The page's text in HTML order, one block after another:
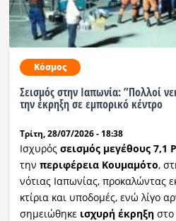
Αθλητικά
Ραδιόφωνο LIVE
Εκπομπές
Πολιτισμός
Κόσμος
Σεισμός στην Ιαπωνία: ”Πολλοί
την έκρηξη σε εμπορικό κέντρο
Τρίτη, 28/07/2026 - 18:38
Ισχυρός σεισμός μεγέθους 7,1
την περιφέρεια Κουμαμότο,
νότιας Ιαπωνίας, προκαλώντας
κτίρια και υποδομές, ενώ λίγο
σημειώθηκε ισχυρή έκρηξηστο